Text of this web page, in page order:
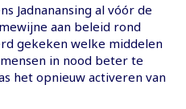
Jadnanansing al vóór de
aan beleid rond
gekeken welke middelen
in nood beter te
het opnieuw activeren van